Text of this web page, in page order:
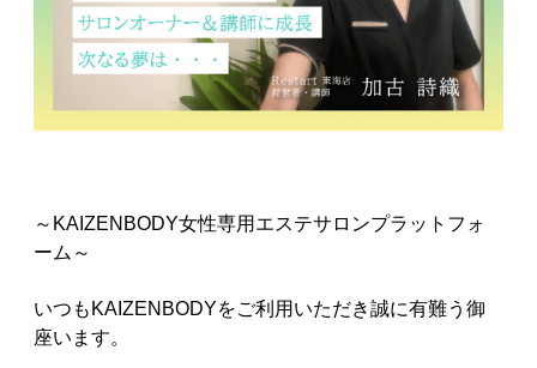
～KAIZENBODY女性専用エステサロンプラットフォ
ーム～
いつもKAIZENBODYをご利用いただき誠に有難う御
座います。